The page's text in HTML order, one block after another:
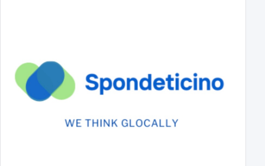
DS Boveri "Avvio impegnativo, ci faremo trovare pronti"
il commento del DS sul calendario di serie C
Il cammino completo del Novara in campionato